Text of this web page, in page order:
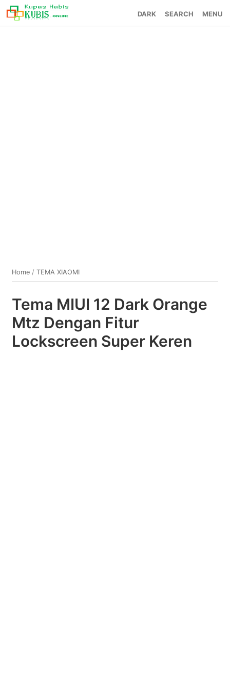
SEARCH MENU
Home /TEMA XIAOMI
Tema MIUI 12 Dark Orange
Mtz Dengan Fitur
Lockscreen Super Keren